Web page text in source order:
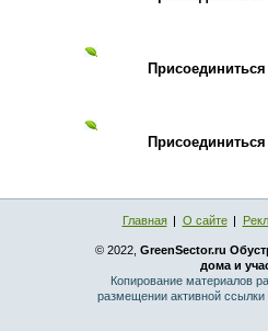
Главная О сайте
© 2022, GreenSector.ru
дома и
Копирование материалов
размещении активной